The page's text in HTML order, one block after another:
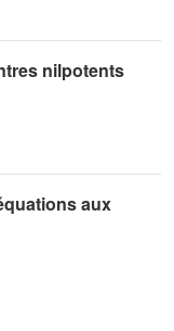
nilpotents
aux